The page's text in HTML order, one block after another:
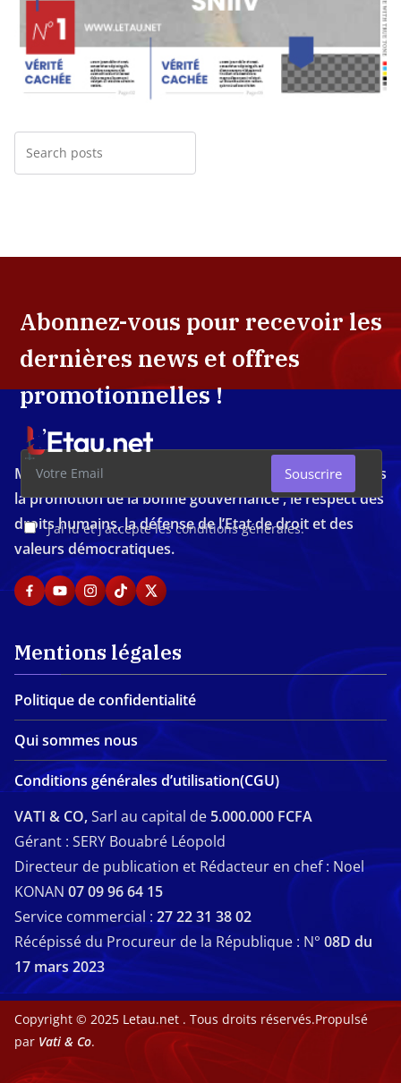
Abonnez-vous pour recevoir les
dernières news et offres
promotionnelles !
J'ai lu et j'accepte les conditions générales.
Souscrire
Média d'investigation ivoirien résolument engagé dans
la promotion de la bonne gouvernance , le respect des
droits humains, la défense de l’Etat de droit et des
valeurs démocratiques.
Mentions légales
Politique de confidentialité
Qui sommes nous
Conditions générales d’utilisation(CGU)
VATI & CO,Sarl au capital de 5.000.000 FCFA
Gérant : SERY Bouabré Léopold
Directeur de publication et Rédacteur en chef : Noel
KONAN 07 09 96 64 15
Service commercial : 27 22 31 38 02
Récépissé du Procureur de la République : N° 08D du
17 mars 2023
Copyright © 2025 Letau.net . Tous droits réservés.Propulsé
par Vati & Co.